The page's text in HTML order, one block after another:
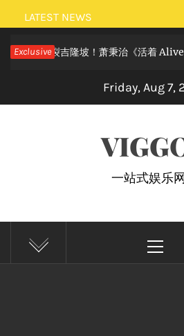
Skip
to
content
LATEST NEWS
Exclusive
狂欢炸裂吉隆坡！萧秉治《活着 Alive
Friday, Aug 7,
一站式娱乐
Menu